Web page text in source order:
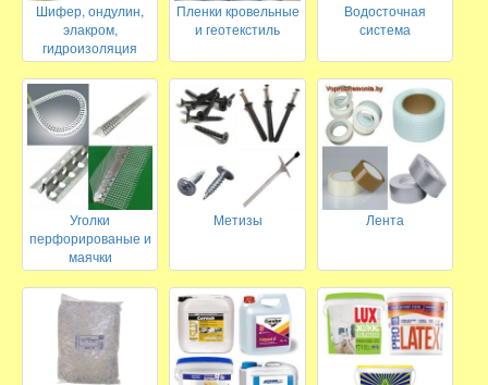
Шифер, ондулин,
элакром,
гидроизоляция
Пленки кровельные
и геотекстиль
Водосточная
система
Уголки
перфорированые и
маячки
Метизы Лента